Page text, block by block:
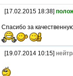
[17.02.2015 18:38]
Спасибо за
[19.07.2014 10:15]